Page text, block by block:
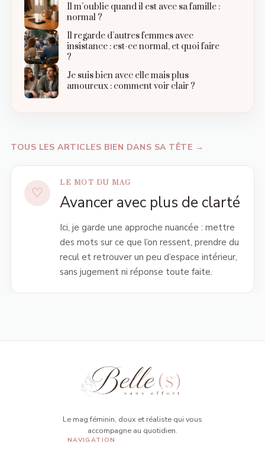
Il m’oublie quand il est avec sa famille :
normal ?
Il regarde d’autres femmes avec
insistance : est-ce normal, et quoi faire
?
Je suis bien avec elle mais plus
amoureux : comment voir clair ?
TOUS LES ARTICLES BIEN DANS SA TÊTE →
LE MOT DU MAG
Avancer avec plus de clarté
Ici, je garde une approche nuancée : mettre
des mots sur ce que l’on ressent, prendre du
recul et retrouver un peu d’espace intérieur,
sans jugement ni réponse toute faite.
Le mag féminin, doux et réaliste qui vous
accompagne au quotidien.
NAVIGATION